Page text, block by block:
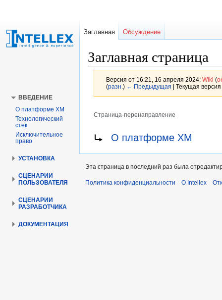
Заглавная страница
Версия от 16:21, 16 апреля 2024; Wiki (
(разн. ) ← Предыдущая | Текущая
Страница-перенаправление
навигации
поиску
Перенаправление на:
О платформе ХМ
Заглавная Обсуждение
ВВЕДЕНИЕ
О платформе XM
Технологический
стек
Исключительное
право
УСТАНОВКА
СЦЕНАРИИ
ПОЛЬЗОВАТЕЛЯ
СЦЕНАРИИ
РАЗРАБОТЧИКА
ДОКУМЕНТАЦИЯ
Эта страница в последний раз была
Политика конфиденциальности О Intellex